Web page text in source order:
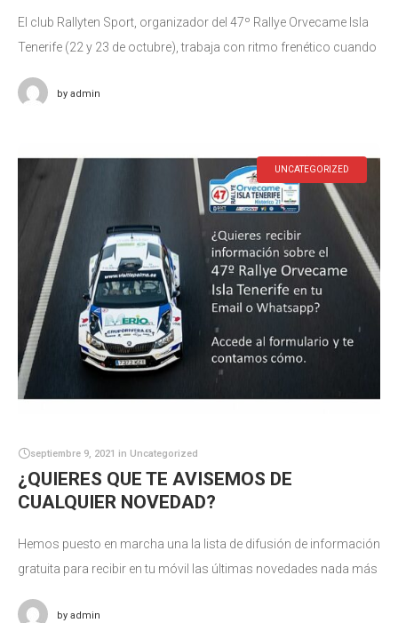
El club Rallyten Sport, organizador del 47º Rallye Orvecame Isla
Tenerife (22 y 23 de octubre), trabaja con ritmo frenético cuando
by admin
UNCATEGORIZED
septiembre 9, 2021 in Uncategorized
¿QUIERES QUE TE AVISEMOS DE
CUALQUIER NOVEDAD?
Hemos puesto en marcha una la lista de difusión de información
gratuita para recibir en tu móvil las últimas novedades nada más
by admin